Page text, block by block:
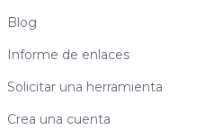
Blog
Informe de enlaces
Solicitar una herramienta
Crea una cuenta